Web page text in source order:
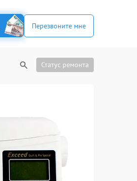
Перезвоните мне
Статус ремонта